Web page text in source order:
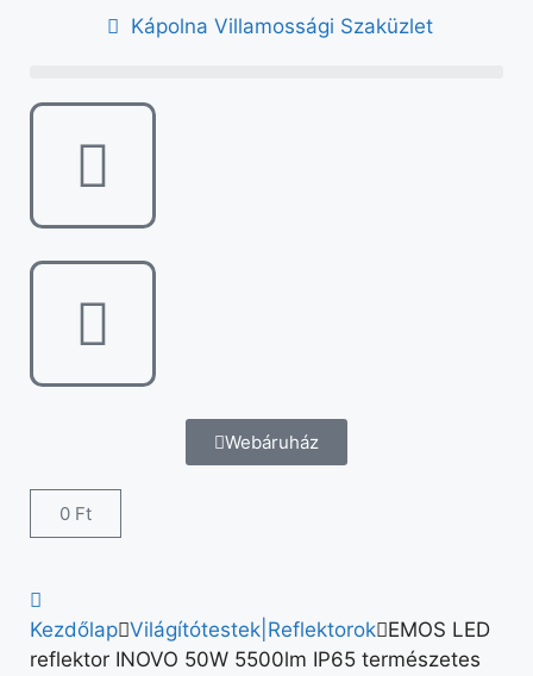
Kápolna Villamossági Szaküzlet
Webáruház
0 Ft
Kezdőlap Világítótestek|Reflektorok EMOS LED
reflektor INOVO 50W 5500lm IP65 természetes